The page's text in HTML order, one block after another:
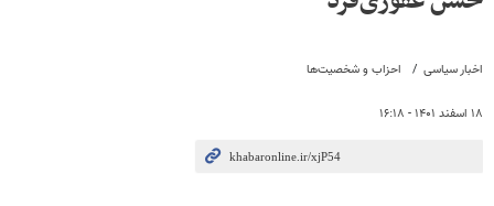
اخبار سیاسی احزاب و شخصیت‌ها
۱۸ اسفند ۱۴۰۱ - ۱۶:۱۸